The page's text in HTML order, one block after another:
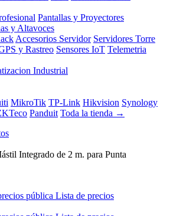
Pantallas y Proyectores
y Altavoces
Accesorios Servidor Servidores Torre
y Rastreo Sensores IoT Telemetria
Industrial
MikroTik TP-Link Hikvision Synology
Panduit Toda la tienda →
Integrado de 2 m. para Punta
pública Lista de precios